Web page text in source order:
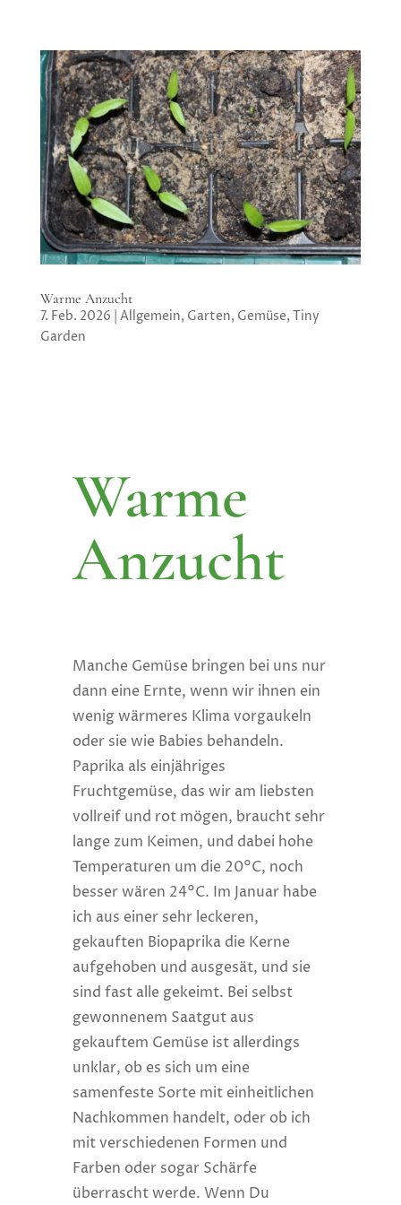
Warme Anzucht
7. Feb. 2026 Allgemein, Garten, Gemüse, Tiny
Garden
Warme
Anzucht
Manche Gemüse bringen bei uns nur
dann eine Ernte, wenn wir ihnen ein
wenig wärmeres Klima vorgaukeln
oder sie wie Babies behandeln.
Paprika als einjähriges
Fruchtgemüse, das wir am liebsten
vollreif und rot mögen, braucht sehr
lange zum Keimen, und dabei hohe
Temperaturen um die 20°C, noch
besser wären 24°C. Im Januar habe
ich aus einer sehr leckeren,
gekauften Biopaprika die Kerne
aufgehoben und ausgesät, und sie
sind fast alle gekeimt. Bei selbst
gewonnenem Saatgut aus
gekauftem Gemüse ist allerdings
unklar, ob es sich um eine
samenfeste Sorte mit einheitlichen
Nachkommen handelt, oder ob ich
mit verschiedenen Formen und
Farben oder sogar Schärfe
überrascht werde. Wenn Du